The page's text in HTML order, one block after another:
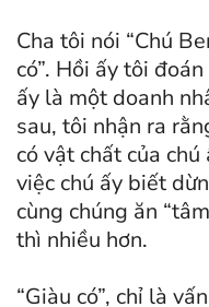
Cha tôi nói “Chú
có”. Hồi ấy tôi
ấy là một doanh
sau, tôi nhận ra
có vật chất của
việc chú ấy biết
cùng chúng ăn
thì nhiều hơn.
“Giàu có”, chỉ là